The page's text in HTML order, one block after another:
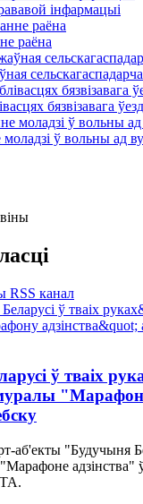
інфармацыі
раёна
бязвізавага
ў вольны ад
RSS канал
ў тваіх
аб'екты "Будучыня
адзінства"